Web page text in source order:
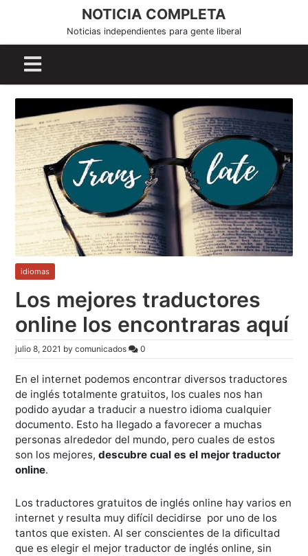
i
NOTICIA COMPLETA
Noticias independientes para gente liberal
idiomas
Los mejores traductores
online los encontraras aquí
julio 8, 2021 bycomunicados 0
En el internet podemos encontrar diversos traductores
de inglés totalmente gratuitos, los cuales nos han
podido ayudar a traducir a nuestro idioma cualquier
documento. Esto ha llegado a favorecer a muchas
personas alrededor del mundo, pero cuales de estos
son los mejores,descubre cual es el mejor traductor
online.
Los traductores gratuitos de inglés online hay varios en
internet y resulta muy difícil decidirse por uno de los
tantos que existen. Al ser conscientes de la dificultad
que es elegir el mejor traductor de inglés online, sin